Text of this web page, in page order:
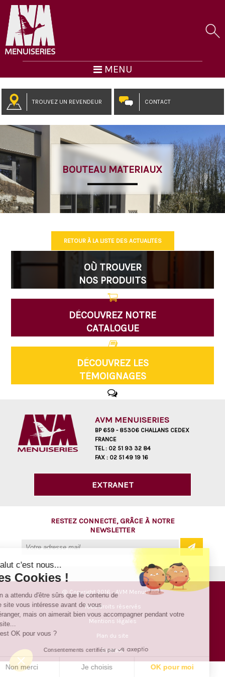
MENU
TROUVEZ UN REVENDEUR CONTACT
BOUTEAU MATERIAUX
RETOUR À LA LISTE DES ACTUALITÉS
OÙ TROUVER
NOS PRODUITS
DÉCOUVREZ NOTRE
CATALOGUE
DÉCOUVREZ LES
TÉMOIGNAGES
AVM MENUISERIES
BP 659 - 85306 CHALLANS CEDEX
FRANCE
TEL : 02 51 93 32 84
FAX : 02 51 49 19 16
EXTRANET
RESTEZ CONNECTÉ, GRÂCE À NOTRE
NEWSLETTER
@ Copyright 2016 - AVM Menuiseries
Tous droits réservés
Mentions légales
Plan du site
Contact
Salut c'est nous...
les Cookies !
On a attendu d'être sûrs que le contenu de
ce site vous intéresse avant de vous
déranger, mais on aimerait bien vous accompagner pendant votre
visite...
C'est OK pour vous ?
Consentements certifiés par
Non merci Je choisis OK pour moi